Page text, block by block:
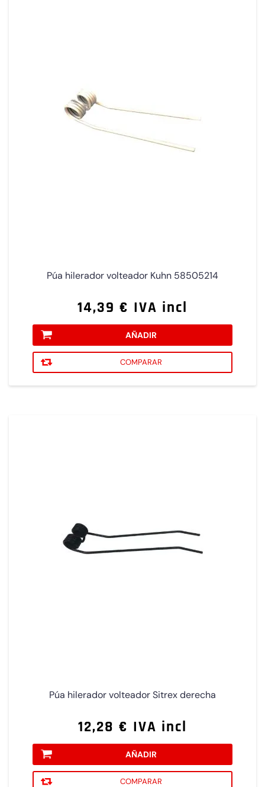
Púa hilerador volteador Kuhn 58505214
14,39 € IVA incl
AÑADIR
COMPARAR
Púa hilerador volteador Sitrex derecha
12,28 € IVA incl
AÑADIR
COMPARAR